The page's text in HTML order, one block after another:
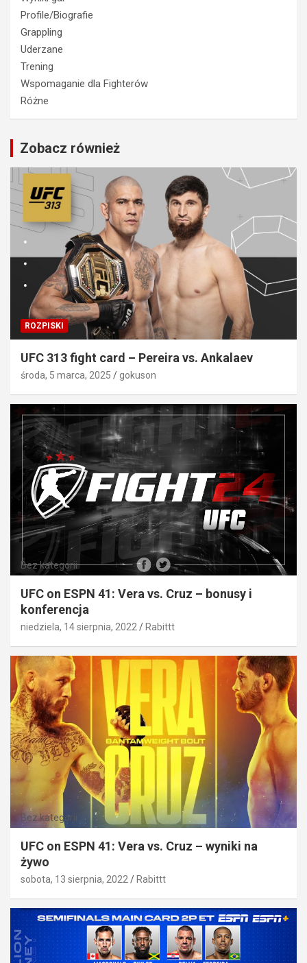
Profile/Biografie
Grappling
Uderzane
Trening
Wspomaganie dla Fighterów
Różne
Zobacz również
ROZPISKI
UFC 313 fight card – Pereira vs. Ankalaev
środa, 5 marca, 2025 gokuson
Bez kategorii
UFC on ESPN 41: Vera vs. Cruz – bonusy i
konferencja
niedziela, 14 sierpnia, 2022 Rabittt
Bez kategorii
UFC on ESPN 41: Vera vs. Cruz – wyniki na
żywo
sobota, 13 sierpnia, 2022 Rabittt